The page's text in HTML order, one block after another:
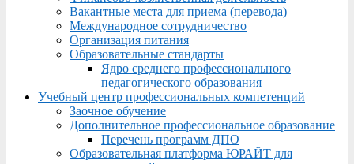
Вакантные места для приема (перевода)
Международное сотрудничество
Организация питания
Образовательные стандарты
Ядро среднего профессионального
педагогического образования
Учебный центр профессиональных компетенций
Заочное обучение
Дополнительное профессиональное образование
Перечень программ ДПО
Образовательная платформа ЮРАЙТ для